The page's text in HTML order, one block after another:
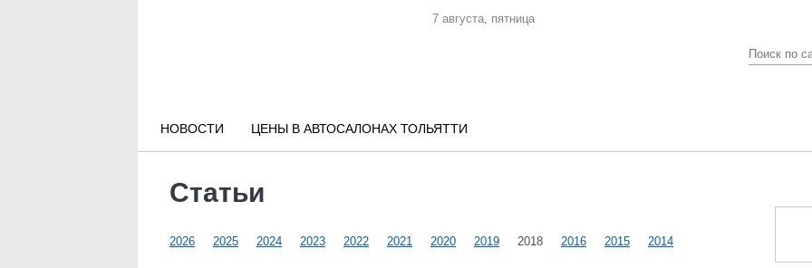
7 августа, пятница
НОВОСТИ ЦЕНЫ В АВТОСАЛОНАХ ТОЛЬЯТТИ
Статьи
2026 2025 2024 2023 2022 2021 2020 2019 2018 2016 2015 2014